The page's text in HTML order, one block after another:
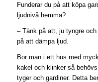
Funderar du på att köpa
ljudnivå hemma?
– Tänk på att, ju tyngre
på att dämpa ljud.
Bor man i ett hus med
kakel och klinker så
tyger och gardiner. Detta